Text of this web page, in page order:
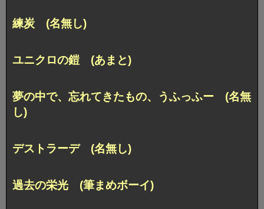
練炭 (名無し)
ユニクロの鎧 (あまと)
夢の中で、忘れてきたもの、うふっふー (名無
し)
デストラーデ (名無し)
過去の栄光 (筆まめボーイ)